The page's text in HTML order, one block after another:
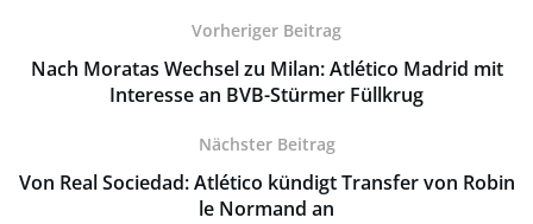
Vorheriger Beitrag
Nach Moratas Wechsel zu Milan: Atlético Madrid mit
Interesse an BVB-Stürmer Füllkrug
Nächster Beitrag
Von Real Sociedad: Atlético kündigt Transfer von Robin
le Normand an